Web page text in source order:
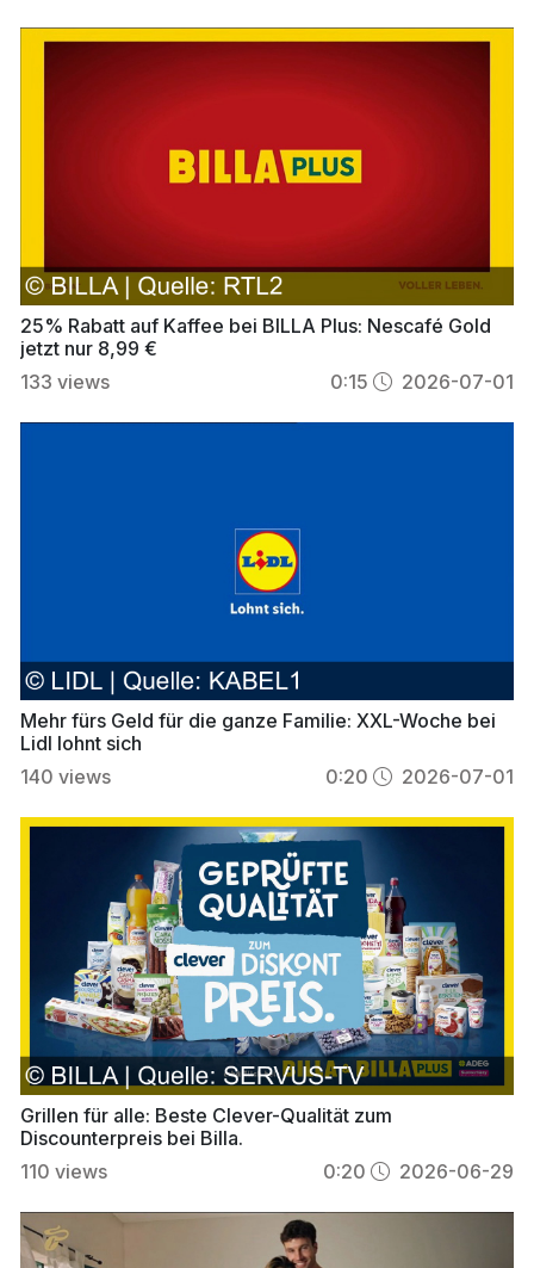
25% Rabatt auf Kaffee bei BILLA Plus: Nescafé Gold
jetzt nur 8,99 €
133 views 0:15 2026-07-01
Mehr fürs Geld für die ganze Familie: XXL-Woche bei
Lidl lohnt sich
140 views 0:20 2026-07-01
Grillen für alle: Beste Clever-Qualität zum
Discounterpreis bei Billa.
110 views 0:20 2026-06-29